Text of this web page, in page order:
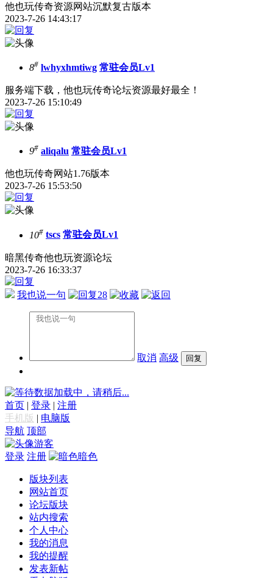
他也玩传奇资源网站沉默复古版本
2023-7-26 14:43:17
8# lwhyxhmtiwg 常驻会员Lv1
服务端下载，他也玩传奇论坛资源最好最全！
2023-7-26 15:10:49
9# aliqalu 常驻会员Lv1
他也玩传奇网站1.76版本
2023-7-26 15:53:50
10# tscs 常驻会员Lv1
暗黑传奇他也玩资源论坛
2023-7-26 16:33:37
我也说一句 28
取消 高级
数据加载中，请稍后...
首页 | 登录 | 注册
手机版 | 电脑版
导航 顶部
游客
登录 注册 暗色
版块列表
网站首页
论坛版块
站内搜索
个人中心
我的消息
我的提醒
发表新帖